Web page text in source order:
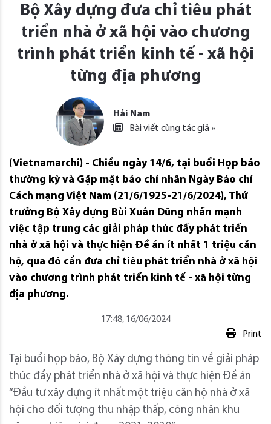
Bộ Xây dựng đưa chỉ tiêu phát
triển nhà ở xã hội vào chương
trình phát triển kinh tế - xã hội
từng địa phương
Hải Nam
Bài viết cùng tác giả »
(Vietnamarchi) - Chiều ngày 14/6, tại buổi Họp báo
thường kỳ và Gặp mặt báo chí nhân Ngày Báo chí
Cách mạng Việt Nam (21/6/1925-21/6/2024), Thứ
trưởng Bộ Xây dựng Bùi Xuân Dũng nhấn mạnh
việc tập trung các giải pháp thúc đẩy phát triển
nhà ở xã hội và thực hiện Đề án ít nhất 1 triệu căn
hộ, qua đó cần đưa chỉ tiêu phát triển nhà ở xã hội
vào chương trình phát triển kinh tế - xã hội từng
địa phương.
17:48, 16/06/2024
Print
Tại buổi họp báo, Bộ Xây dựng thông tin về giải pháp
thúc đẩy phát triển nhà ở xã hội và thực hiện Đề án
“Đầu tư xây dựng ít nhất một triệu căn hộ nhà ở xã
hội cho đối tượng thu nhập thấp, công nhân khu